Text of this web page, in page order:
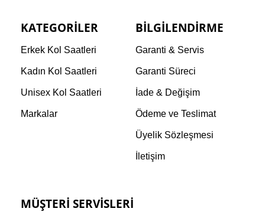
KATEGORILER
Erkek Kol Saatleri
Kadın Kol Saatleri
Unisex Kol Saatleri
Markalar
BILGILENDIRME
Garanti & Servis
Garanti Süreci
İade & Değişim
Ödeme ve Teslimat
Üyelik Sözleşmesi
İletişim
MÜŞTERI SERVISLERI